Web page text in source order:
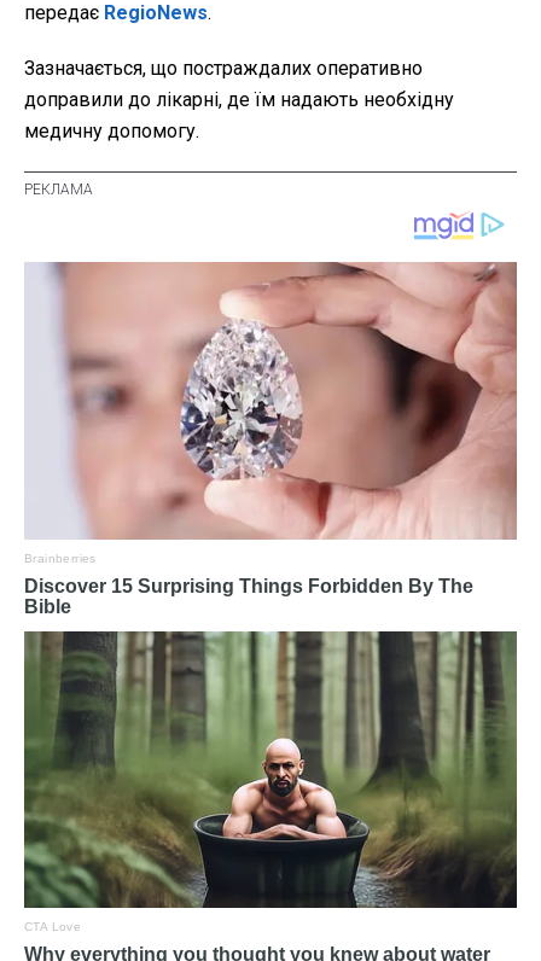
передає RegioNews.
Зазначається, що постраждалих оперативно
доправили до лікарні, де їм надають необхідну
медичну допомогу.